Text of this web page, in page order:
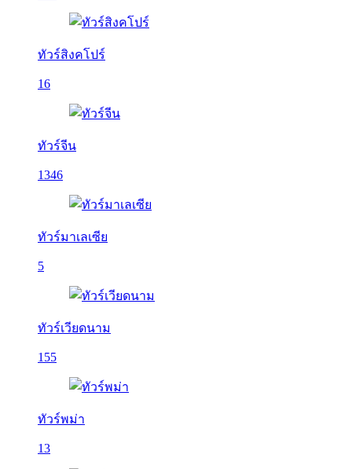
ทัวร์สิงคโปร์
16
ทัวร์จีน
1346
ทัวร์มาเลเซีย
5
ทัวร์เวียดนาม
155
ทัวร์พม่า
13